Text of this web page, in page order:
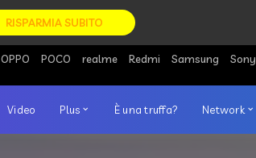
RISPARMIA SUBITO
OPPO POCO realme Redmi Samsung Sony
Video Plus È una truffa? Network